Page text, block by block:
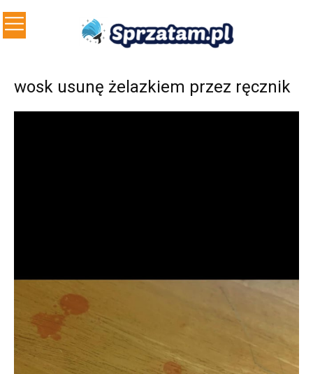
wosk usunę żelazkiem przez ręcznik